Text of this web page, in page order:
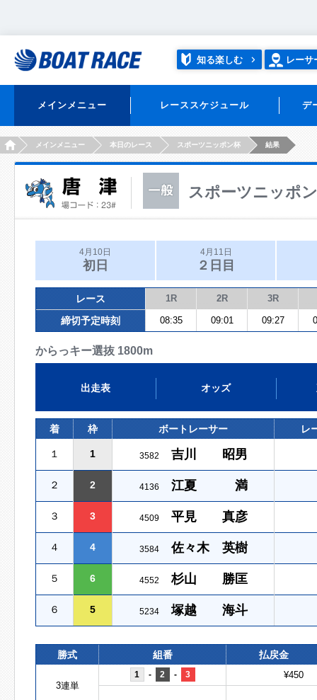
知る楽しむ レーサ
メインメニュー レーススケジュール デ
HOMEメインメニュー 本日のレース スポーツニッポン杯 結果
スポーツニッポ
4月10日
初日
4月11日
２日目
レース 1R 2R 3R
締切予定時刻 08:35 09:01 09:27
からっキー選抜 1800m
出走表 オッズ
着 枠 ボートレーサー レ
１ 1 3582 吉川 昭男
２ 2 4136 江夏 満
３ 3 4509 平見 真彦
４ 4 3584 佐々木 英樹
５ 6 4552 杉山 勝匡
６ 5 5234 塚越 海斗
勝式 組番 払戻金
3連単
1 - 2 - 3 ¥450